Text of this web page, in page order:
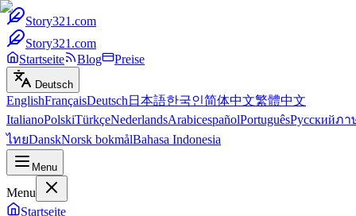
Story321.com
Story321.com
Startseite
Blog Preise
Deutsch
EnglishFrançaisDeutsch 日本語한국인简体中文繁體中文
ItalianoPolskiTürkçeNederlandsArabicespañolPortuguêsРусскийภา
ไทยDanskNorsk bokmålBahasa Indonesia
Menu
Menu
Startseite